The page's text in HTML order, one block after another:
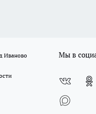
Иваново Мы в